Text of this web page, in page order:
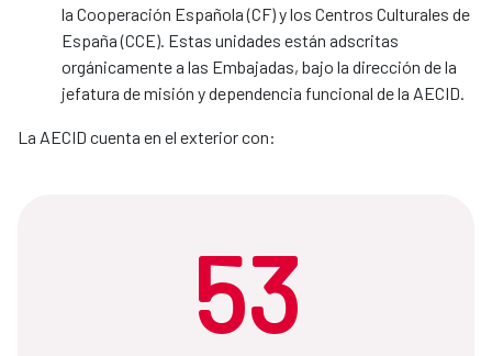
la Cooperación Española (CF) y los Centros Culturales de
España (CCE). Estas unidades están adscritas
orgánicamente a las Embajadas, bajo la dirección de la
jefatura de misión y dependencia funcional de la AECID.
La AECID cuenta en el exterior con:
53